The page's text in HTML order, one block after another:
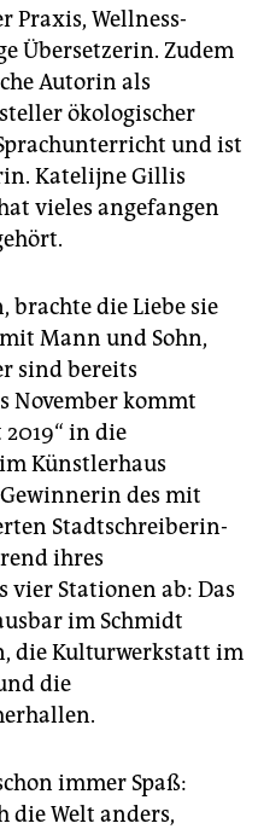
Praxis, Wellness­
Übersetzerin. Zudem
Autorin als
ökologischer
und ist
Katelijne Gillis
vieles angefangen
brachte die Liebe sie
Mann und Sohn,
sind bereits
November kommt
in die
Künstlerhaus
des mit
Stadtschreiberin-
ihres
Stationen ab: Das
im Schmidt
die Kulturwerkstatt im
die
immer Spaß:
die Welt anders,